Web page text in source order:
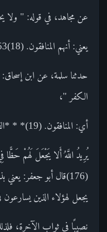
عن مجاهد، في قوله: " ولا
يعني: أنهم المنافقون. (18)8263 - حدثنا ابن حميد قال،
حدثنا سلمة، عن ابن
الكفر "،
أي: المنافقون. (19)* * *القول في تأويل قوله :
يُرِيدُ اللَّهُ أَلا يَجْعَلَ لَهُمْ
(176)قال أبو جعفر:
يجعل لهؤلاء الذين يسارعون
نصيبًا في ثواب الآخرة،